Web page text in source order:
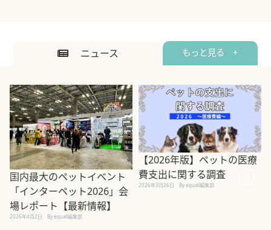
ニュース もっと見る +
国内最大のペットイベント
「インターペット2026」会
場レポート【最新情報】
2026年4月2日 By equall編集部
【2026年版】ペットの医療
費支出に関する調査
2026年3月26日 By equall編集部